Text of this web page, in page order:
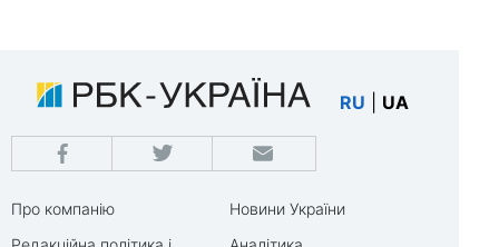
RU UA
Про компанію
Новини України